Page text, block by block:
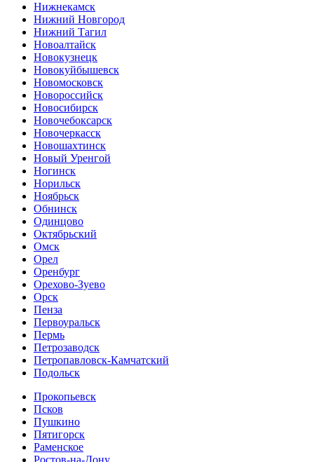
Нижнекамск
Нижний Новгород
Нижний Тагил
Новоалтайск
Новокузнецк
Новокуйбышевск
Новомосковск
Новороссийск
Новосибирск
Новочебоксарск
Новочеркасск
Новошахтинск
Новый Уренгой
Ногинск
Норильск
Ноябрьск
Обнинск
Одинцово
Октябрьский
Омск
Орел
Оренбург
Орехово-Зуево
Орск
Пенза
Первоуральск
Пермь
Петрозаводск
Петропавловск-Камчатский
Подольск
Прокопьевск
Псков
Пушкино
Пятигорск
Раменское